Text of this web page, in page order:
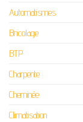
Automatismes
Bricolage
BTP
Charpente
Cheminée
Climatisation